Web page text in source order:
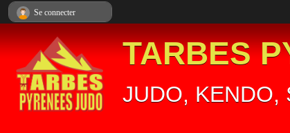
TARBES
JUDO, KENDO,
Se connecter
Panneau de gestion des cookies